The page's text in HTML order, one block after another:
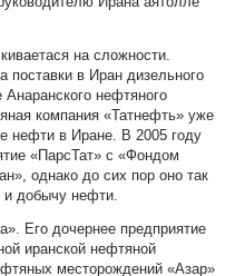
на сложности.
поставки в Иран дизельного
нефтяного
компания «Татнефть» уже
нефти в Иране. В 2005 году
«ПарсТат» с «Фондом
однако до сих пор оно так
и добычу нефти.
Его дочернее предприятие
иранской нефтяной
месторождений «Азар»